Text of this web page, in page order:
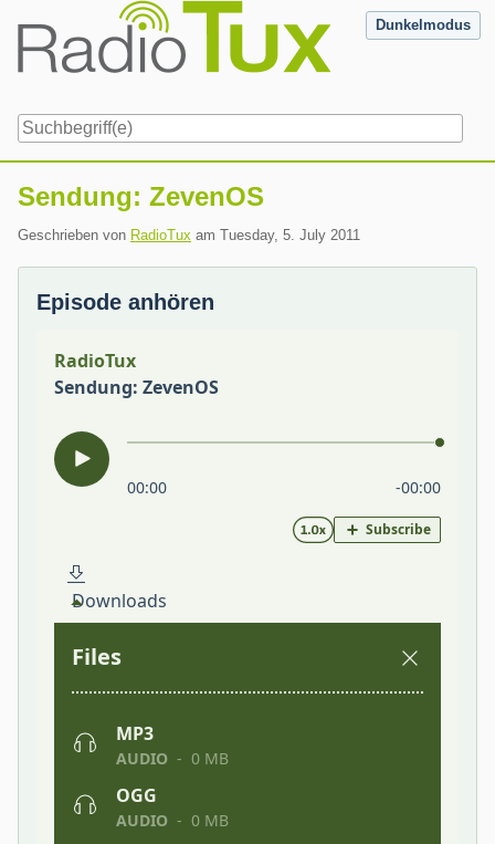
content
Dunkelmodus
Sendung: ZevenOS
Geschrieben von RadioTux am Tuesday, 5. July 2011
Episode anhören